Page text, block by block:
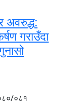
अवरुद्ध:
गराउँदा
०८१